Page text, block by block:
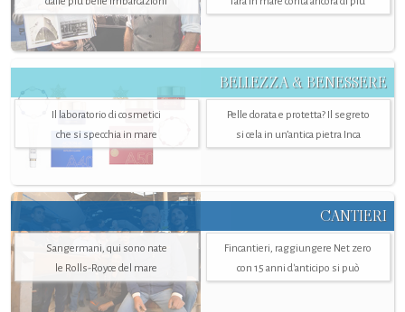
BELLEZZA & BENESSERE
Il laboratorio di cosmetici
che si specchia in mare
Pelle dorata e protetta? Il segreto
si cela in un’antica pietra Inca
CANTIERI
Sangermani, qui sono nate
le Rolls-Royce del mare
Fincantieri, raggiungere Net zero
con 15 anni d'anticipo si può